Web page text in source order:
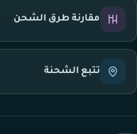
مقارنة طرق الشحن
تتبع الشحنة